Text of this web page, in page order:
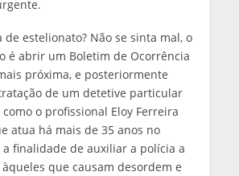
de estelionato? Não se sinta mal, o
é abrir um Boletim de Ocorrência
próxima, e posteriormente
de um detetive particular
o profissional Eloy Ferreira
atua há mais de 35 anos no
a finalidade de auxiliar a polícia a
que causam desordem e